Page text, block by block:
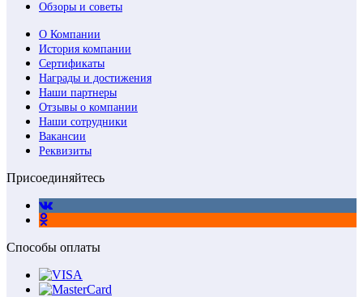
Обзоры и советы
О Компании
История компании
Сертификаты
Награды и достижения
Наши партнеры
Отзывы о компании
Наши сотрудники
Вакансии
Реквизиты
Присоединяйтесь
Способы оплаты